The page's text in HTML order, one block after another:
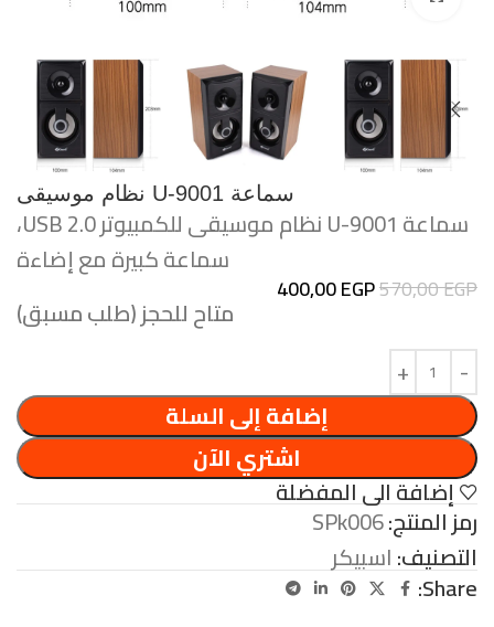
سماعة U-9001 نظام موسيقى
سماعة U-9001 نظام موسيقى للكمبيوتر USB 2.0،
سماعة كبيرة مع إضاءة
570,00EGP
400,00EGP
متاح للحجز (طلب مسبق)
إضافة إلى السلة
اشتري الآن
إضافة الى المفضلة
رمز المنتج:SPk006
التصنيف:اسبيكر
Share: